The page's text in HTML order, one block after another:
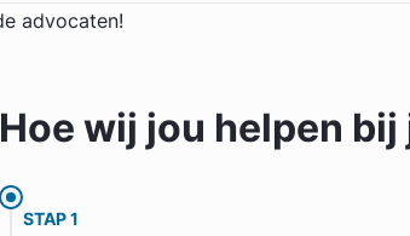
Hoe wij jou helpen bij
STAP 1